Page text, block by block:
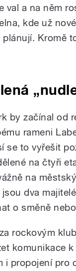
val a na něm
kde už
Kromě
by začínal od
rameni
se to vyřešit
na čtyři
na
jsou dva
o směně
rockovým
komunikace
i propojení pro